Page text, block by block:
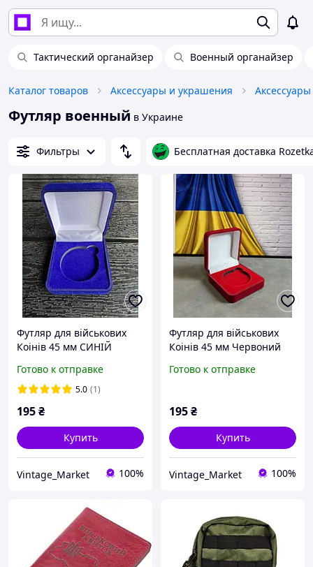
Тактический органайзер Военный органайзер
Каталог товаров Аксессуары и украшения Аксессуары
Футляр военный в Украине
Фильтры Бесплатная доставка
Футляр для військових
Коінів 45 мм СИНІЙ
Готово к отправке
5.0 (1)
195₴
Купить
Vintage_Market 100%
Футляр для військових
Коінів 45 мм Червоний
Готово к отправке
195₴
Купить
Vintage_Market 100%